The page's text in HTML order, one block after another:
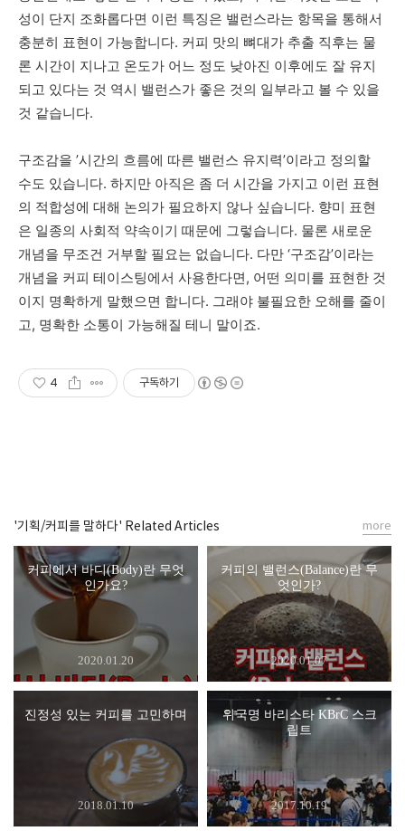
성이 단지 조화롭다면 이런 특징은 밸런스라는 항목을 통해서
충분히 표현이 가능합니다. 커피 맛의 뼈대가 추출 직후는 물
론 시간이 지나고 온도가 어느 정도 낮아진 이후에도 잘 유지
되고 있다는 것 역시 밸런스가 좋은 것의 일부라고 볼 수 있을
것 같습니다.
구조감을 ’시간의 흐름에 따른 밸런스 유지력’이라고 정의할
수도 있습니다. 하지만 아직은 좀 더 시간을 가지고 이런 표현
의 적합성에 대해 논의가 필요하지 않나 싶습니다. 향미 표현
은 일종의 사회적 약속이기 때문에 그렇습니다. 물론 새로운
개념을 무조건 거부할 필요는 없습니다. 다만 ‘구조감’이라는
개념을 커피 테이스팅에서 사용한다면, 어떤 의미를 표현한 것
이지 명확하게 말했으면 합니다. 그래야 불필요한 오해를 줄이
고, 명확한 소통이 가능해질 테니 말이죠.
4 구독하기
'기획/커피를 말하다' Related Articles
커피에서 바디(Body)란 무엇
인가요?
2020.01.20
커피의 밸런스(Balance)란 무
엇인가?
2020.01.07
진정성 있는 커피를 고민하며
2018.01.10
위국명 바리스타 KBrC 스크
립트
2017.10.19
more